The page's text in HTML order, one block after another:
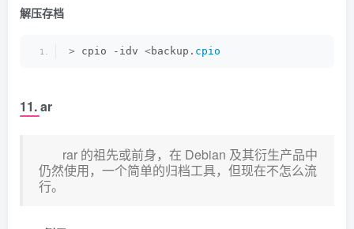
解压存档
> cpio -idv <backup. cpio
11. ar
rar 的祖先或前身，在 Debian 及其衍生产品中
仍然使用，一个简单的归档工具，但现在不怎么流
行。